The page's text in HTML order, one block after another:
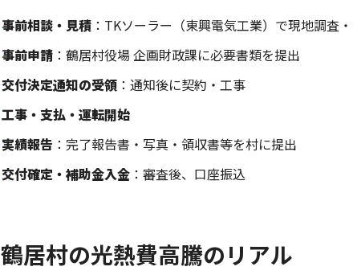
事前相談・見積 ：TKソーラー（東興電気工業）で現地調査
事前申請 ：鶴居村役場 企画財政課に必要書類を提出
交付決定通知の受領 ：通知後に契約・工事
工事・支払・運転開始
実績報告 ：完了報告書・写真・領収書等を村に提出
交付確定・補助金入金 ：審査後、口座振込
鶴居村の光熱費高騰のリアル